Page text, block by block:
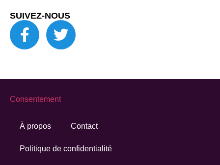
SUIVEZ-NOUS
À propos Contact
Politique de confidentialité
Consentement